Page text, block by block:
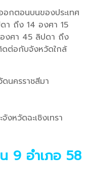
อกตอนบนของประเทศ
า ถึง 14 องศา 15
งศา 45 ลิปดา ถึง
ต่อกับจังหวัดใกล้
นครราชสีมา
หวัดฉะเชิงเทรา
9 อำเภอ 58